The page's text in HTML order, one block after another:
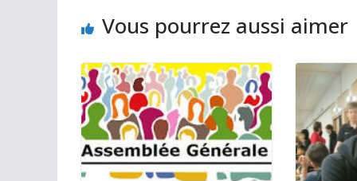
o
k
o
n
Vous pourrez aussi aimer